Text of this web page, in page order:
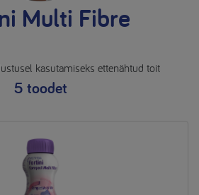
Multi Fibre
kasutamiseks ettenähtud toit
5 toodet